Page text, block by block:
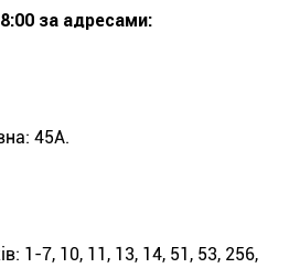
за адресами:
45А.
1-7, 10, 11, 13, 14, 51, 53, 256,